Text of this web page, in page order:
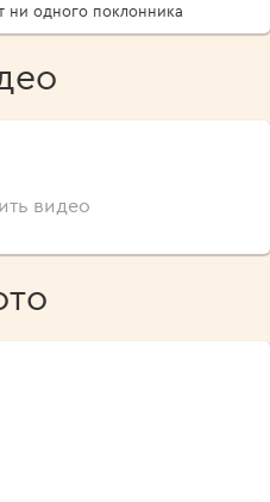
ни одного поклонника
видео